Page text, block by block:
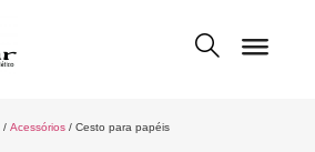
/ Acessórios/ Cesto para papéis